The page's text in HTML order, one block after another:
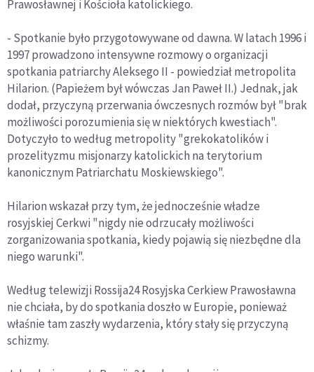
Prawosławnej i Kościoła katolickiego.
- Spotkanie było przygotowywane od dawna. W latach 1996 i
1997 prowadzono intensywne rozmowy o organizacji
spotkania patriarchy Aleksego II - powiedział metropolita
Hilarion. (Papieżem był wówczas Jan Paweł II.) Jednak, jak
dodał, przyczyną przerwania ówczesnych rozmów był "brak
możliwości porozumienia się w niektórych kwestiach".
Dotyczyło to według metropolity "grekokatolików i
prozelityzmu misjonarzy katolickich na terytorium
kanonicznym Patriarchatu Moskiewskiego".
Hilarion wskazał przy tym, że jednocześnie władze
rosyjskiej Cerkwi "nigdy nie odrzucały możliwości
zorganizowania spotkania, kiedy pojawią się niezbędne dla
niego warunki".
Według telewizji Rossija24 Rosyjska Cerkiew Prawosławna
nie chciała, by do spotkania doszło w Europie, ponieważ
właśnie tam zaszły wydarzenia, który stały się przyczyną
schizmy.